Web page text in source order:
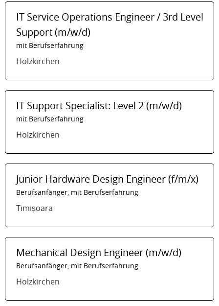
IT Service Operations Engineer / 3rd Level
Support (m/w/d)
mit Berufserfahrung
Holzkirchen
IT Support Specialist: Level 2 (m/w/d)
mit Berufserfahrung
Holzkirchen
Junior Hardware Design Engineer (f/m/x)
Berufsanfänger, mit Berufserfahrung
Timișoara
Mechanical Design Engineer (m/w/d)
Berufsanfänger, mit Berufserfahrung
Holzkirchen